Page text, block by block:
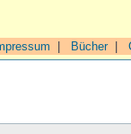
Bücher|